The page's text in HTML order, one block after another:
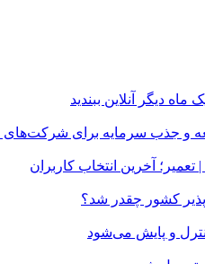
دیگر آنلاین ببندید
و جذب سرمایه برای شرکت‌های
تعمیر؛ آخرین انتخاب کاربران
کشور چقدر شد؟
و پایش می‌شود